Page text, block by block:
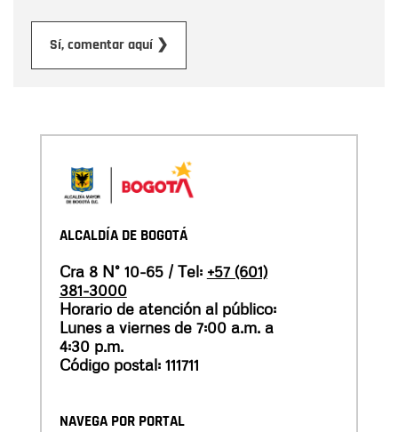
Sí, comentar aquí ❯
ALCALDÍA DE BOGOTÁ
Cra 8 N° 10-65 / Tel: +57 (601)
381-3000
Horario de atención al público:
Lunes a viernes de 7:00 a.m. a
4:30 p.m.
Código postal: 111711
NAVEGA POR PORTAL